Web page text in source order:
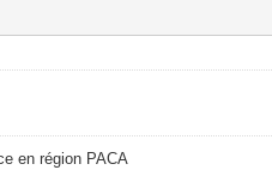
en région PACA